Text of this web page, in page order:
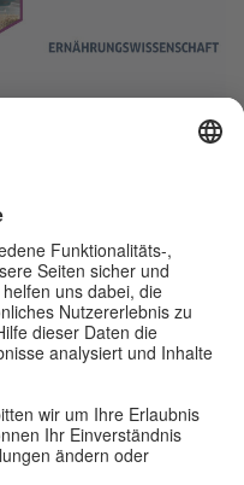
FÜR ELTERN